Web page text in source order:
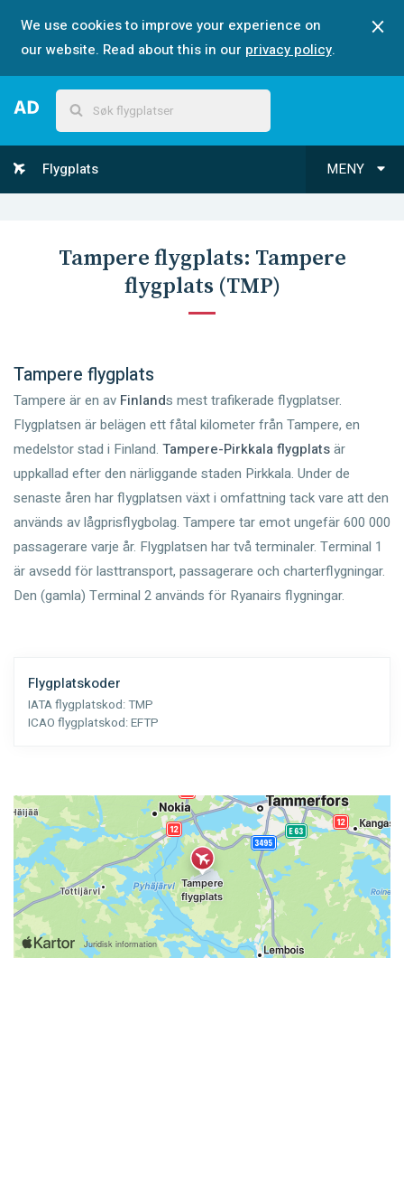
We use cookies to improve your experience on
our website. Read about this in our privacy policy.
MENY
Flygplats
Tampere flygplats: Tampere
flygplats(TMP)
Tampere flygplats
Tampere är en av Finlands mest trafikerade flygplatser.
Flygplatsen är belägen ett fåtal kilometer från Tampere, en
medelstor stad i Finland. Tampere-Pirkkala flygplatsär
uppkallad efter den närliggande staden Pirkkala. Under de
senaste åren har flygplatsen växt i omfattning tack vare att den
används av lågprisflygbolag. Tampere tar emot ungefär 600 000
passagerare varje år. Flygplatsen har två terminaler. Terminal 1
är avsedd för lasttransport, passagerare och charterflygningar.
Den (gamla) Terminal 2 används för Ryanairs flygningar.
Flygplatskoder
IATA flygplatskod:TMP
ICAO flygplatskod:EFTP